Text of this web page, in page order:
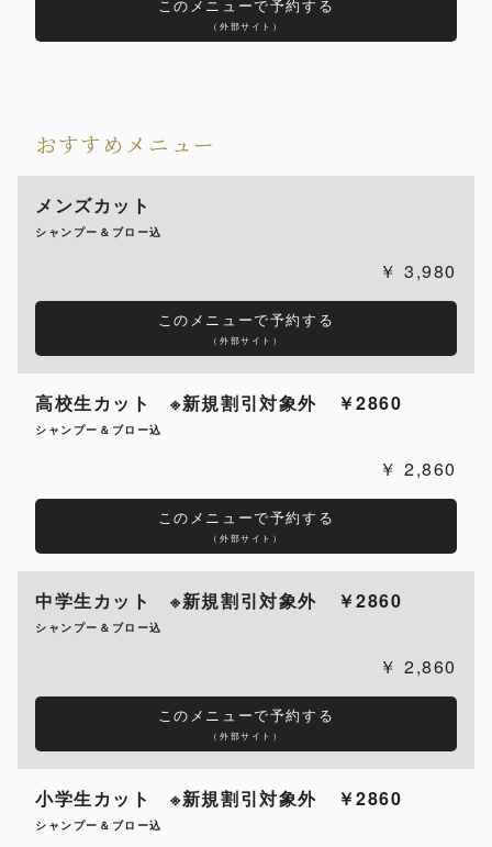
このメニューで予約する
（外部サイト）
おすすめメニュー
メンズカット
シャンプー＆ブロー込
3,980
このメニューで予約する
（外部サイト）
高校生カット ※新規割引対象外 ￥2860
シャンプー＆ブロー込
2,860
このメニューで予約する
（外部サイト）
中学生カット ※新規割引対象外 ￥2860
シャンプー＆ブロー込
2,860
このメニューで予約する
（外部サイト）
小学生カット ※新規割引対象外 ￥2860
シャンプー＆ブロー込